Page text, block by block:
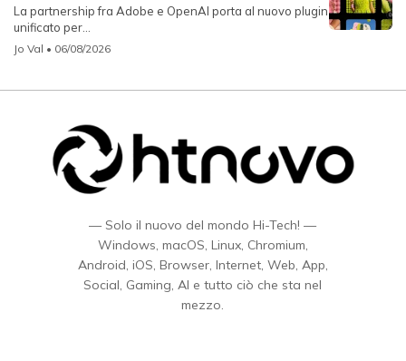
La partnership fra Adobe e OpenAI porta al nuovo plugin
unificato per...
Jo Val • 06/08/2026
— Solo il nuovo del mondo Hi-Tech! —
Windows, macOS, Linux, Chromium,
Android, iOS, Browser, Internet, Web, App,
Social, Gaming, AI e tutto ciò che sta nel
mezzo.